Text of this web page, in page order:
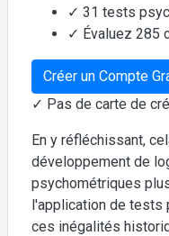
✓ 31 tests
✓ Évaluez 285
Créer un Compte
✓ Pas de carte de
En y réfléchissant,
développement de
psychométriques
l'application de tests
ces inégalités